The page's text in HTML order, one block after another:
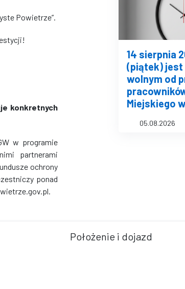
Powietrze”.
konkretnych
w programie
partnerami
ochrony
ponad
14 sierpnia
(piątek) jest
wolnym od
Miejskiego
05.08.2026
Położenie i dojazd